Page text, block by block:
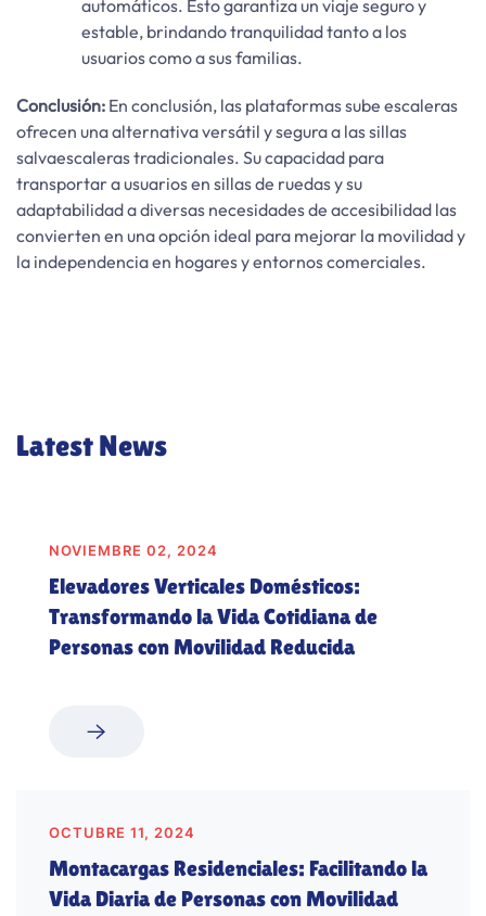
automáticos. Esto garantiza un viaje seguro y
estable, brindando tranquilidad tanto a los
usuarios como a sus familias.
Conclusión: En conclusión, las plataformas sube escaleras
ofrecen una alternativa versátil y segura a las sillas
salvaescaleras tradicionales. Su capacidad para
transportar a usuarios en sillas de ruedas y su
adaptabilidad a diversas necesidades de accesibilidad las
convierten en una opción ideal para mejorar la movilidad y
la independencia en hogares y entornos comerciales.
Latest News
NOVIEMBRE 02, 2024
Elevadores Verticales Domésticos:
Transformando la Vida Cotidiana de
Personas con Movilidad Reducida
OCTUBRE 11, 2024
Montacargas Residenciales: Facilitando la
Vida Diaria de Personas con Movilidad